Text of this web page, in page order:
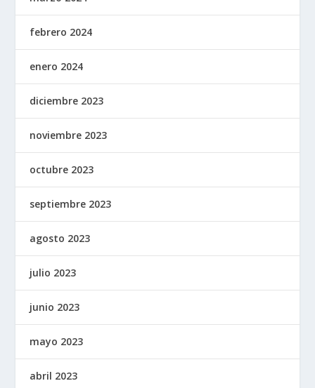
febrero 2024
enero 2024
diciembre 2023
noviembre 2023
octubre 2023
septiembre 2023
agosto 2023
julio 2023
junio 2023
mayo 2023
abril 2023